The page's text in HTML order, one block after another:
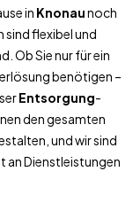
in Knonaunoch
sind flexibel und
Ob Sie nur für ein
benötigen –
Entsorgung-
den gesamten
und wir sind
an Dienstleistungen